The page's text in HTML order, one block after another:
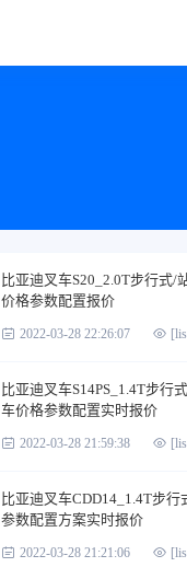
比亚迪叉车S20_2.0T步行式/
价格参数配置报价
2022-03-28 22:26:07
比亚迪叉车S14PS_1.4T步行
车价格参数配置实时报价
2022-03-28 21:59:38
比亚迪叉车CDD14_1.4T步
参数配置方案实时报价
2022-03-28 21:21:06